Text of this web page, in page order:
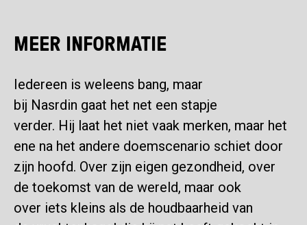
MEER INFORMATIE
Iedereen is weleens bang, maar
bij Nasrdin gaat het net een stapje
verder. Hij laat het niet vaak merken, maar het
ene na het andere doemscenario schiet door
zijn hoofd. Over zijn eigen gezondheid, over
de toekomst van de wereld, maar ook
over iets kleins als de houdbaarheid van